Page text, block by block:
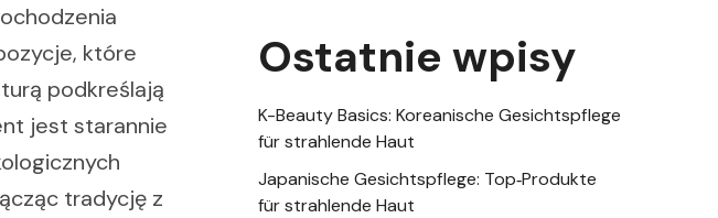
które
podkreślają
jest starannie
tradycję z
Ostatnie wpisy
K-Beauty Basics: Koreanische Gesichtspflege
für strahlende Haut
Japanische Gesichtspflege: Top‑Produkte
für strahlende Haut